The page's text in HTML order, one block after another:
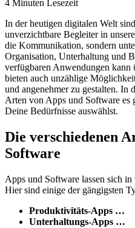
4 Minuten Lesezeit
In der heutigen digitalen Welt
unverzichtbare Begleiter in
die Kommunikation, sondern
Organisation, Unterhaltung und
verfügbaren Anwendungen kann
bieten auch unzählige
und angenehmer zu gestalten.
Arten von Apps und Software
Deine Bedürfnisse auswählst.
Die verschiedenen
Software
Apps und Software lassen sich
Hier sind einige der gängigsten
Produktivitäts-Apps …
Unterhaltungs-Apps …